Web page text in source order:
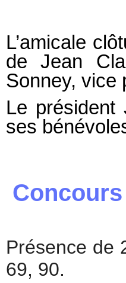
L’amicale
de Jean
Sonney, vice
Le président
ses
Présence de
69, 90.